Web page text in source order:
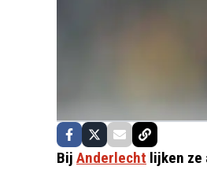
Bij Anderlecht lijken ze